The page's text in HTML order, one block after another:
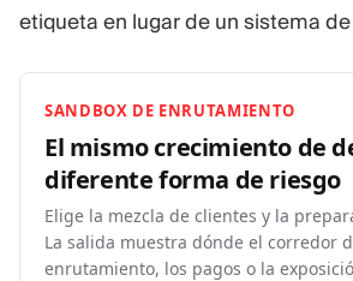
etiqueta en lugar de un sistema
SANDBOX DE ENRUTAMIENTO
El mismo crecimiento de
diferente forma de riesgo
Elige la mezcla de clientes y la
La salida muestra dónde el corredor
enrutamiento, los pagos o la